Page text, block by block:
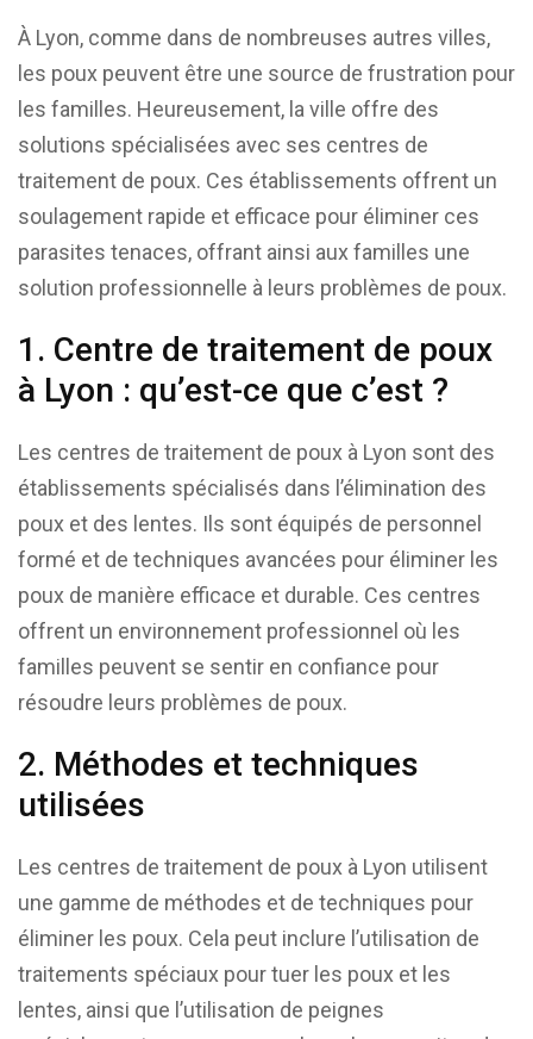
À Lyon, comme dans de nombreuses autres villes,
les poux peuvent être une source de frustration pour
les familles. Heureusement, la ville offre des
solutions spécialisées avec ses centres de
traitement de poux. Ces établissements offrent un
soulagement rapide et efficace pour éliminer ces
parasites tenaces, offrant ainsi aux familles une
solution professionnelle à leurs problèmes de poux.
1. Centre de traitement de poux
à Lyon : qu’est-ce que c’est ?
Les centres de traitement de poux à Lyon sont des
établissements spécialisés dans l’élimination des
poux et des lentes. Ils sont équipés de personnel
formé et de techniques avancées pour éliminer les
poux de manière efficace et durable. Ces centres
offrent un environnement professionnel où les
familles peuvent se sentir en confiance pour
résoudre leurs problèmes de poux.
2. Méthodes et techniques
utilisées
Les centres de traitement de poux à Lyon utilisent
une gamme de méthodes et de techniques pour
éliminer les poux. Cela peut inclure l’utilisation de
traitements spéciaux pour tuer les poux et les
lentes, ainsi que l’utilisation de peignes